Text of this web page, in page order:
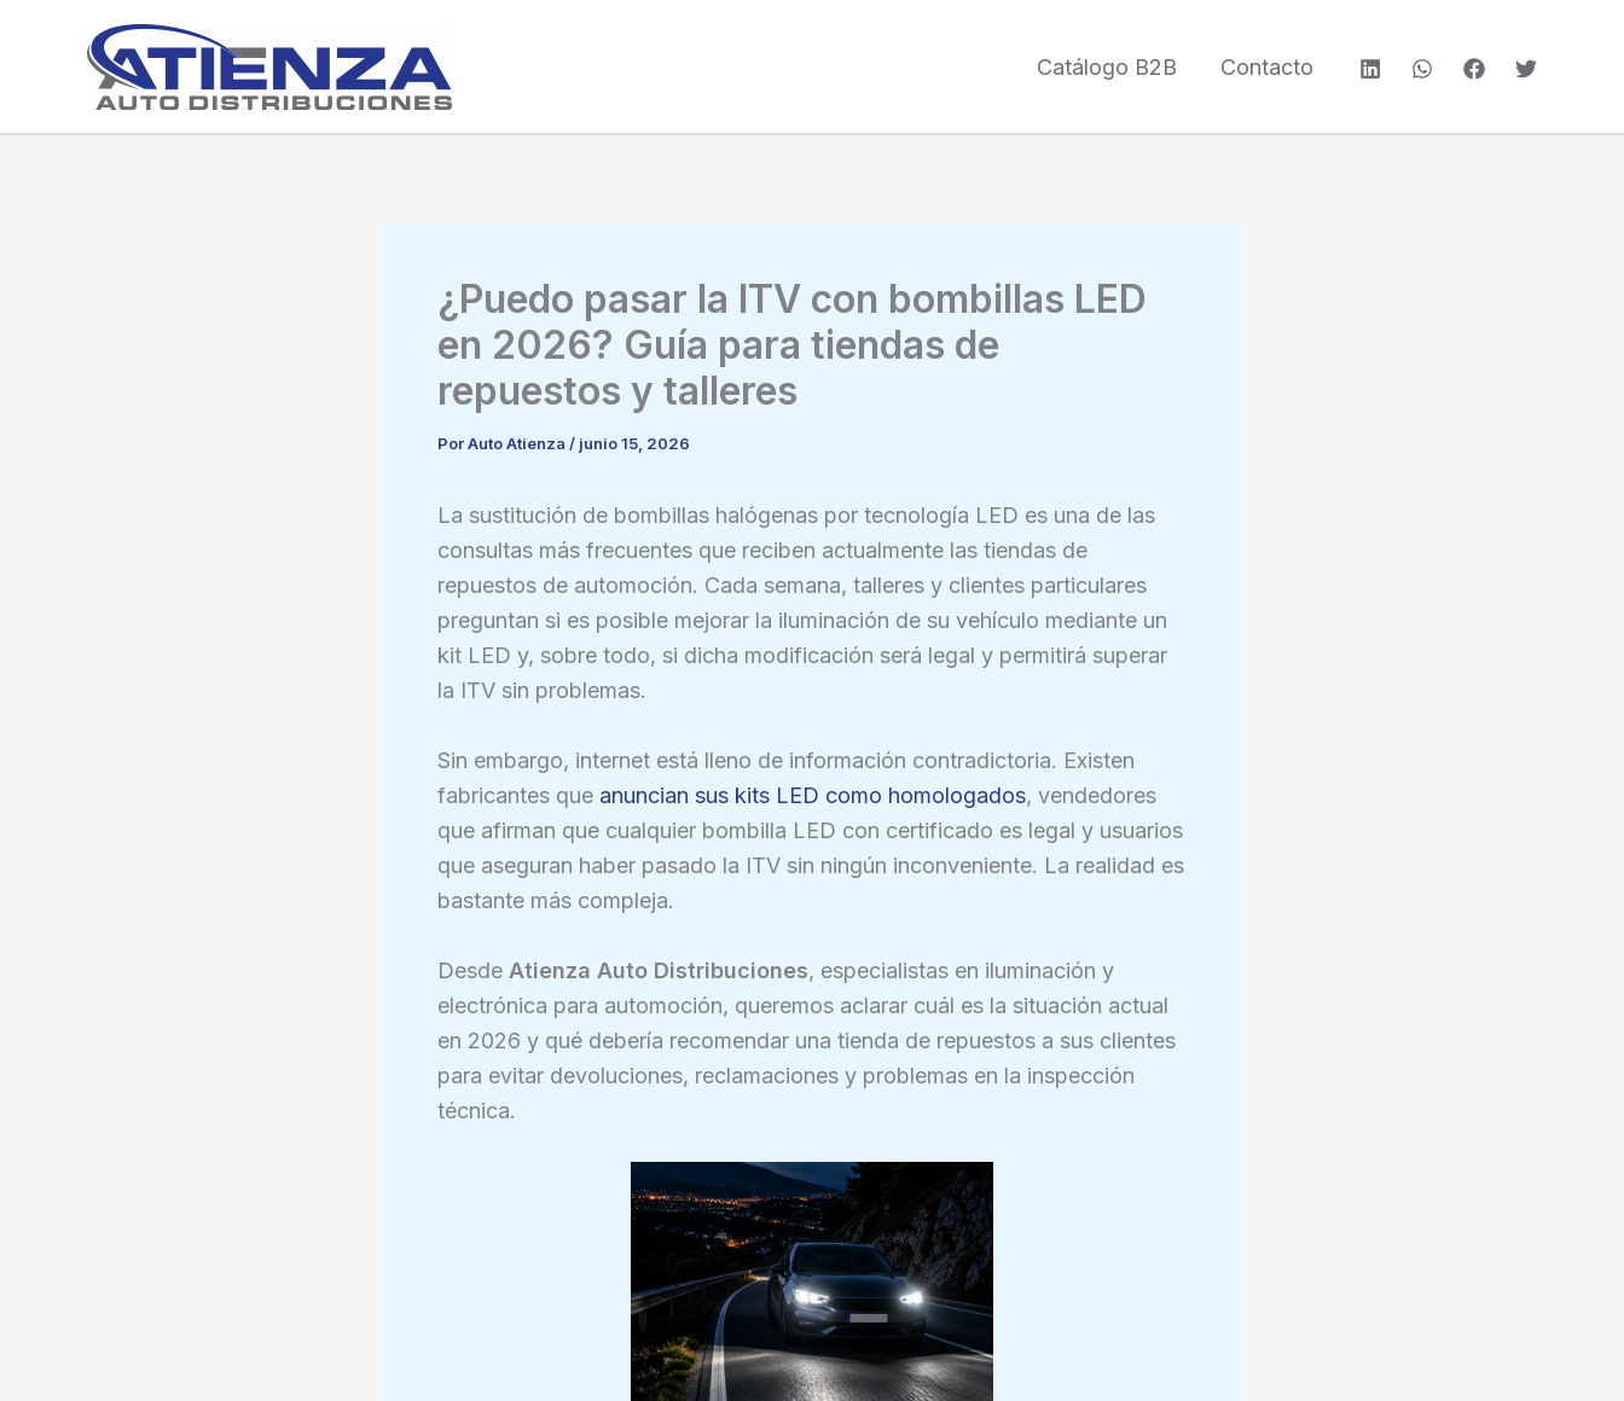
contenido
Catálogo B2B Contacto
¿Puedo pasar la ITV con bombillas LED
en 2026? Guía para tiendas de
repuestos y talleres
PorAuto Atienza / junio 15, 2026
La sustitución de bombillas halógenas por tecnología LED es una de las
consultas más frecuentes que reciben actualmente las tiendas de
repuestos de automoción. Cada semana, talleres y clientes particulares
preguntan si es posible mejorar la iluminación de su vehículo mediante un
kit LED y, sobre todo, si dicha modificación será legal y permitirá superar
la ITV sin problemas.
Sin embargo, internet está lleno de información contradictoria. Existen
fabricantes que anuncian sus kits LED como homologados, vendedores
que afirman que cualquier bombilla LED con certificado es legal y usuarios
que aseguran haber pasado la ITV sin ningún inconveniente. La realidad es
bastante más compleja.
Desde Atienza Auto Distribuciones, especialistas en iluminación y
electrónica para automoción, queremos aclarar cuál es la situación actual
en 2026 y qué debería recomendar una tienda de repuestos a sus clientes
para evitar devoluciones, reclamaciones y problemas en la inspección
técnica.